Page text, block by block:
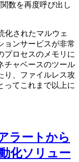
数を再度呼び出し
化されたマルウェ
ョンサービスが非常
プロセスのメモリに
チャベースのツール
り、ファイルレス攻
ってこれまで以上に
ラートから
化ソリュー